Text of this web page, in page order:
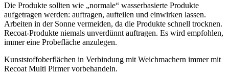
Die Produkte sollten wie „normale“ wasserbasierte Produkte
aufgetragen werden: auftragen, aufteilen und einwirken lassen.
Arbeiten in der Sonne vermeiden, da die Produkte schnell trocknen.
Recoat-Produkte niemals unverdünnt auftragen. Es wird empfohlen,
immer eine Probefläche anzulegen.
Kunststoffoberflächen in Verbindung mit Weichmachern immer mit
Recoat Multi Pirmer vorbehandeln.